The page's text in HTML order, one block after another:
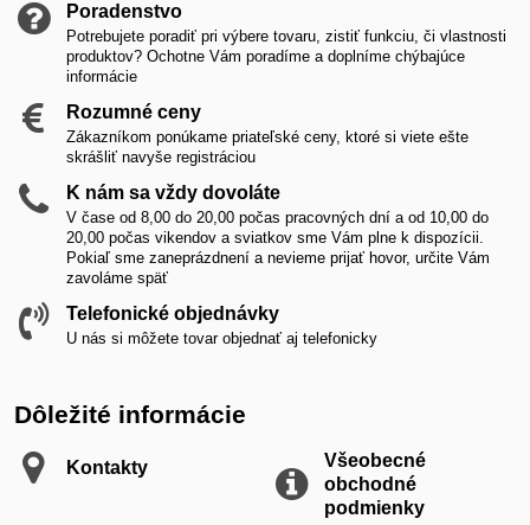
Poradenstvo
Potrebujete poradiť pri výbere tovaru, zistiť funkciu, či vlastnosti
produktov? Ochotne Vám poradíme a doplníme chýbajúce
informácie
Rozumné ceny
Zákazníkom ponúkame priateľské ceny, ktoré si viete ešte
skrášliť navyše registráciou
K nám sa vždy dovoláte
V čase od 8,00 do 20,00 počas pracovných dní a od 10,00 do
20,00 počas vikendov a sviatkov sme Vám plne k dispozícii.
Pokiaľ sme zaneprázdnení a nevieme prijať hovor, určite Vám
zavoláme späť
Telefonické objednávky
U nás si môžete tovar objednať aj telefonicky
Dôležité informácie
Kontakty
Všeobecné
obchodné
podmienky